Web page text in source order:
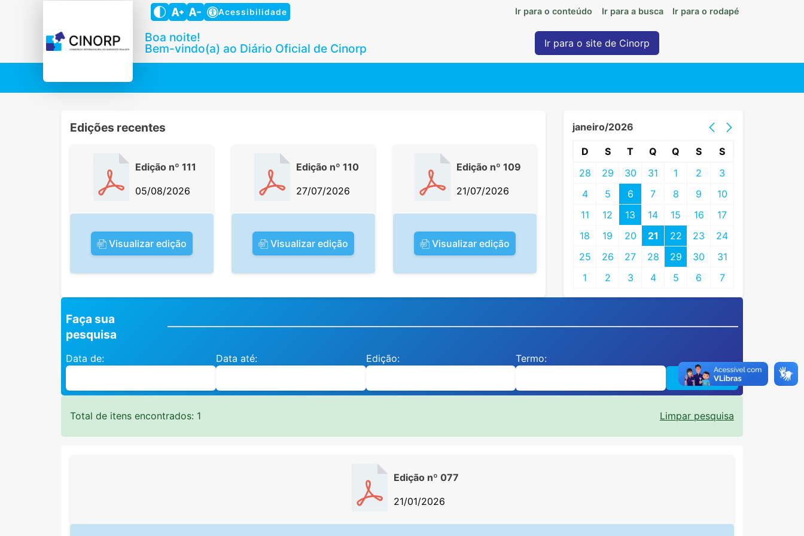
Acessibilidade Ir para o conteúdo Ir para a busca Ir para o rodapé
Boa noite!
Bem-vindo(a) ao Diário Oficial de Cinorp Ir para o site de Cinorp
Edições recentes
Edição nº 111
05/08/2026
Visualizar edição
Edição nº 110
27/07/2026
Visualizar edição
Edição nº 109
21/07/2026
Visualizar edição
janeiro/2026
D S T Q Q S
S
28
29 30 31 1 2
3
4
5 6 7 8 9
10
11
12 13 14 15 16
17
18
19 20 21 22 23
24
25
26 27 28 29 30
31
1
2 3 4 5 6 7
Faça sua
pesquisa
Data de: Data até: Edição:
Termo:
Pesquisar
Total de itens encontrados: 1 Limpar pesquisa
Edição nº 077
21/01/2026